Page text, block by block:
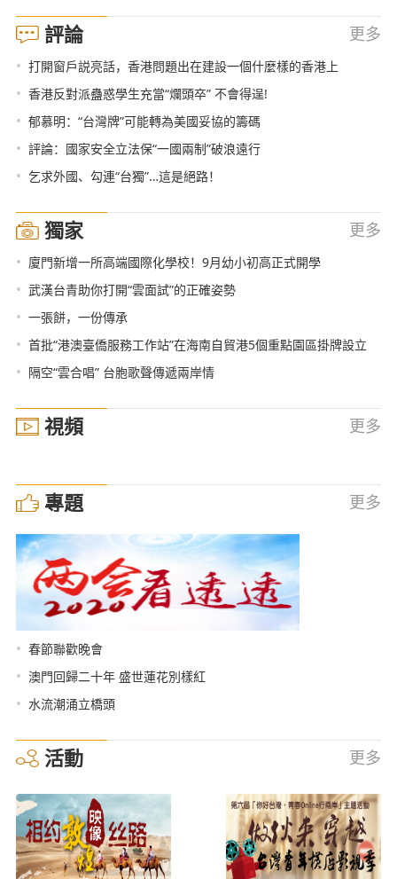
評論 更多
• 打開窗戶説亮話，香港問題出在建設一個什麼樣的香港上
• 香港反對派蠱惑學生充當“爛頭卒” 不會得逞!
• 郁慕明：“台灣牌”可能轉為美國妥協的籌碼
• 評論：國家安全立法保“一國兩制”破浪遠行
• 乞求外國、勾連“台獨”…這是絕路！
獨家 更多
• 廈門新增一所高端國際化學校！9月幼小初高正式開學
• 武漢台青助你打開“雲面試”的正確姿勢
• 一張餅，一份傳承
• 首批“港澳臺僑服務工作站”在海南自貿港5個重點園區掛牌設立
• 隔空“雲合唱” 台胞歌聲傳遞兩岸情
視頻 更多
專題 更多
• 春節聯歡晚會
• 澳門回歸二十年 盛世蓮花別樣紅
• 水流潮涌立橋頭
活動 更多